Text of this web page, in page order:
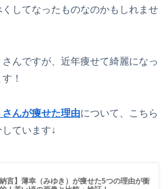
してなったものなのかもしれませ
んですが、近年痩せて綺麗になっ
！
んが痩せた理由について、こちら
ています↓
納言】薄幸（みゆき）が痩せた5つの理由が衝